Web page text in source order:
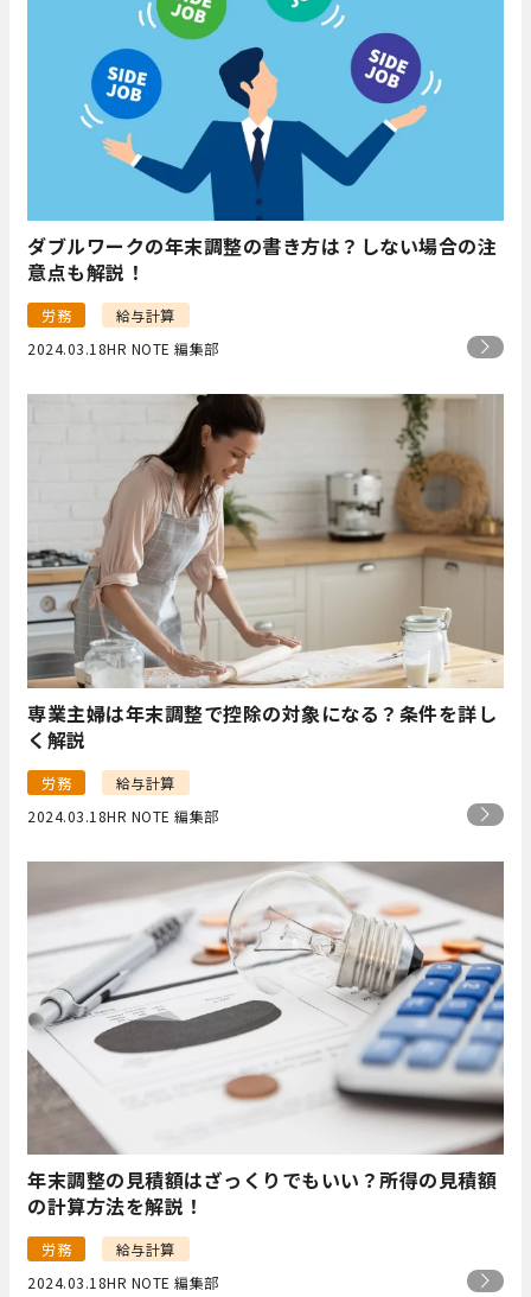
ダブルワークの年末調整の書き方は？しない場合の注
意点も解説！
労務
給与計算
2024.03.18HR NOTE 編集部
専業主婦は年末調整で控除の対象になる？条件を詳し
く解説
労務
給与計算
2024.03.18HR NOTE 編集部
年末調整の見積額はざっくりでもいい？所得の見積額
の計算方法を解説！
労務
給与計算
2024.03.18HR NOTE 編集部